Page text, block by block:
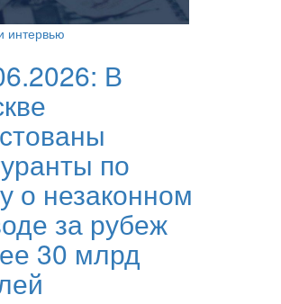
интервью
В
по
о незаконном
за рубеж
30 млрд